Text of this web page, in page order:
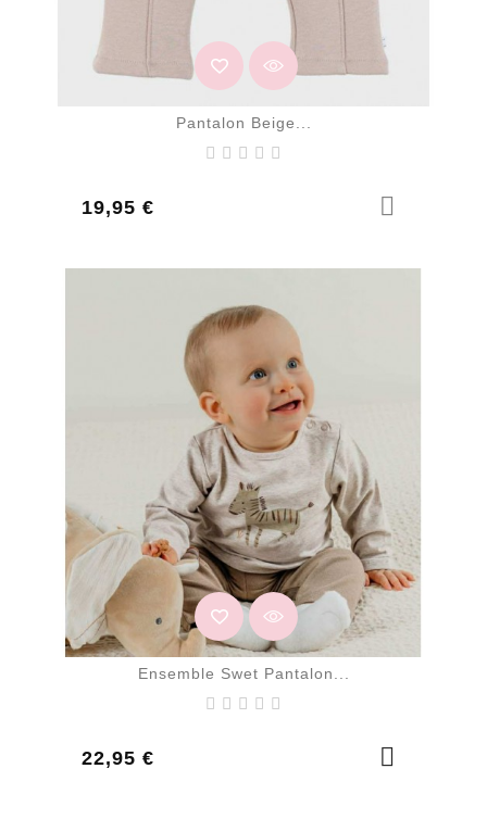
Pantalon Beige...
19,95 €
Prix
Ensemble Swet Pantalon...
22,95 €
Prix